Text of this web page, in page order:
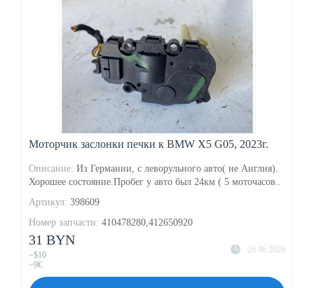
Моторчик заслонки печки к BMW X5 G05, 2023г.
Описание: Из Германии, с леворульного авто( не Англия).
Хорошее состояние.Пробег у авто был 24км ( 5 моточасов..
Артикул: 398609
Номер запчасти: 410478280,412650920
26.06.2026
31 BYN
~$10
~9€